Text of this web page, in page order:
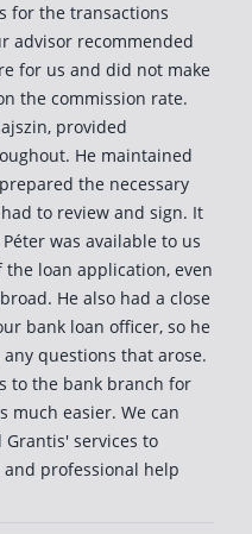
– Spórolj évi akár 150 ezer
kalkulátor
👶
for the transactions
advisor recommended
for us and did not make
the commission rate.
provided
He maintained
the necessary
to review and sign. It
was available to us
loan application, even
He also had a close
bank loan officer, so he
questions that arose.
to the bank branch for
much easier. We can
services to
professional help